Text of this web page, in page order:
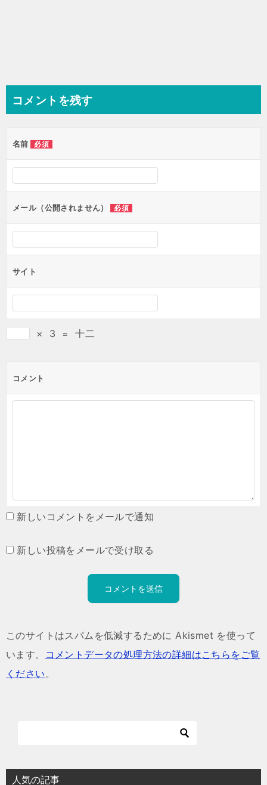
コメントを残す
名前 必須
メール（公開されません） 必須
サイト
× 3 = 十二
コメント
新しいコメントをメールで通知
新しい投稿をメールで受け取る
このサイトはスパムを低減するために Akismet を使って
います。
コメントデータの処理方法の詳細はこちらをご覧
ください。
人気の記事